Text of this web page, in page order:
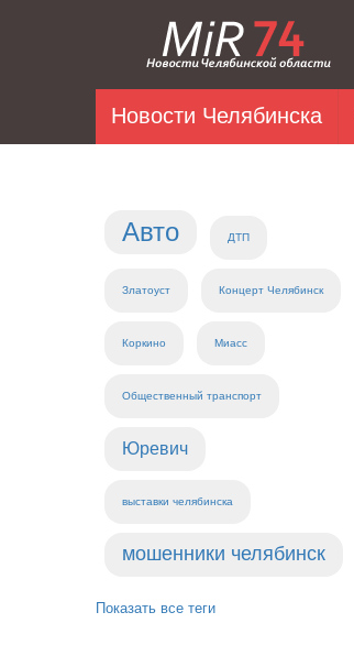
Новости Челябинска
Авто ДТП
Златоуст Концерт Челябинск
Коркино Миасс
Общественный транспорт
Юревич
выставки челябинска
мошенники челябинск
Показать все теги